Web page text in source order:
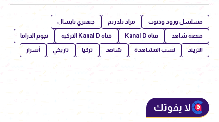
مسلسل ورود وذنوب مراد يلدريم جيميري بايسال
منصة شاهد قناة Kanal D قناة Kanal D التركية نجوم الدراما
التريند نسب المشاهدة شاهد تركيا تاريخي أسرار
لا يفوتك